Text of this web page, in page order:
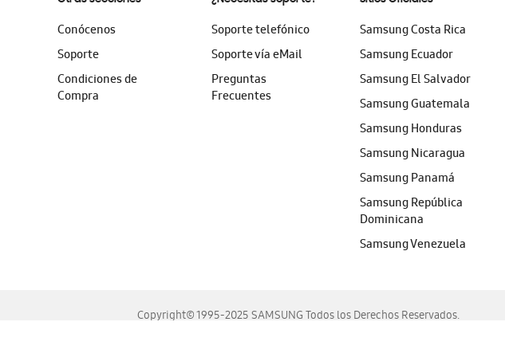
Conócenos
Soporte
Condiciones de
Compra
Soporte telefónico
Soporte vía eMail
Preguntas
Frecuentes
Samsung Costa Rica
Samsung Ecuador
Samsung El Salvador
Samsung Guatemala
Samsung Honduras
Samsung Nicaragua
Samsung Panamá
Samsung República
Dominicana
Samsung Venezuela
Copyright© 1995-2025 SAMSUNG Todos los Derechos Reservados.